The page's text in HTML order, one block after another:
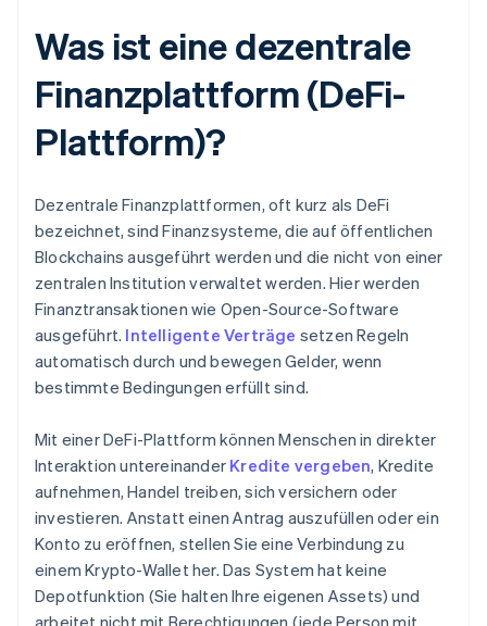
Was ist eine dezentrale
Finanzplattform (DeFi-
Plattform)?
Dezentrale Finanzplattformen, oft kurz als DeFi
bezeichnet, sind Finanzsysteme, die auf öffentlichen
Blockchains ausgeführt werden und die nicht von einer
zentralen Institution verwaltet werden. Hier werden
Finanztransaktionen wie Open-Source-Software
ausgeführt. Intelligente Verträge setzen Regeln
automatisch durch und bewegen Gelder, wenn
bestimmte Bedingungen erfüllt sind.
Mit einer DeFi-Plattform können Menschen in direkter
Interaktion untereinander Kredite vergeben, Kredite
aufnehmen, Handel treiben, sich versichern oder
investieren. Anstatt einen Antrag auszufüllen oder ein
Konto zu eröffnen, stellen Sie eine Verbindung zu
einem Krypto-Wallet her. Das System hat keine
Depotfunktion (Sie halten Ihre eigenen Assets) und